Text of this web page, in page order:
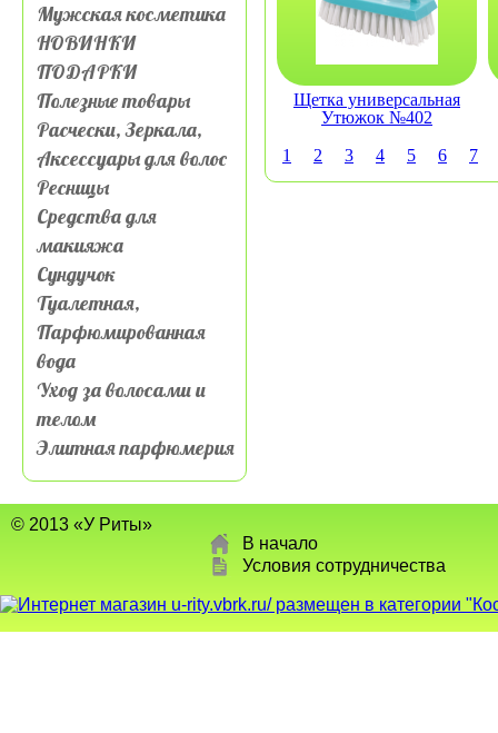
Мужская косметика
НОВИНКИ
ПОДАРКИ
Полезные товары
Расчески, Зеркала,
Аксессуары для волос
Ресницы
Средства для
макияжа
Сундучок
Туалетная,
Парфюмированная
вода
Уход за волосами и
телом
Элитная парфюмерия
Щетка универсальная
Утюжок №402
1
2 3 4 5 6 7
© 2013 «У Риты»
В начало
Условия сотрудничества